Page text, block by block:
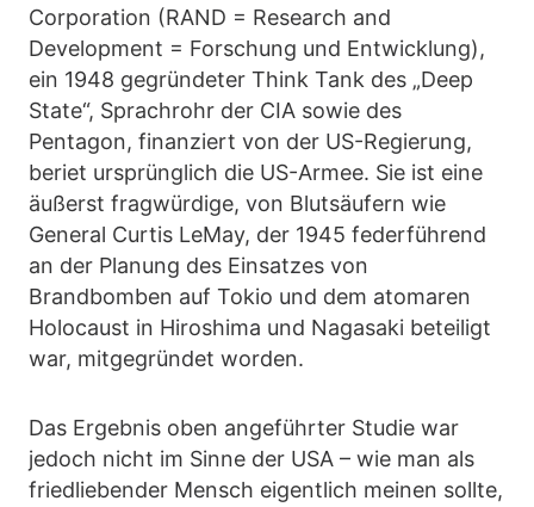
Corporation (RAND = Research and
Development = Forschung und Entwicklung),
ein 1948 gegründeter Think Tank des „Deep
State“, Sprachrohr der CIA sowie des
Pentagon, finanziert von der US-Regierung,
beriet ursprünglich die US-Armee. Sie ist eine
äußerst fragwürdige, von Blutsäufern wie
General Curtis LeMay, der 1945 federführend
an der Planung des Einsatzes von
Brandbomben auf Tokio und dem atomaren
Holocaust in Hiroshima und Nagasaki beteiligt
war, mitgegründet worden.
Das Ergebnis oben angeführter Studie war
jedoch nicht im Sinne der USA – wie man als
friedliebender Mensch eigentlich meinen sollte,